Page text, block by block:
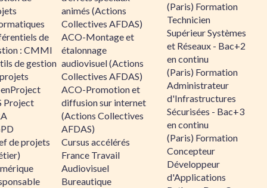
de
: CMMI
de gestion
Project
de projets
animés (Actions
Collectives AFDAS)
ACO-Montage et
étalonnage
audiovisuel (Actions
Collectives AFDAS)
ACO-Promotion et
diffusion sur internet
(Actions Collectives
AFDAS)
Cursus accélérés
France Travail
Audiovisuel
Bureautique
(Paris) Formation
Technicien
Supérieur Systèmes
et Réseaux - Bac+2
en continu
(Paris) Formation
Administrateur
d'Infrastructures
Sécurisées - Bac+3
en continu
(Paris) Formation
Concepteur
Développeur
d'Applications